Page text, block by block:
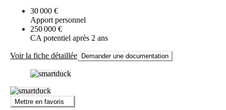
30 000 €
Apport personnel
250 000 €
CA potentiel après 2 ans
Voir la fiche détaillée Demander une documentation
Mettre en favoris